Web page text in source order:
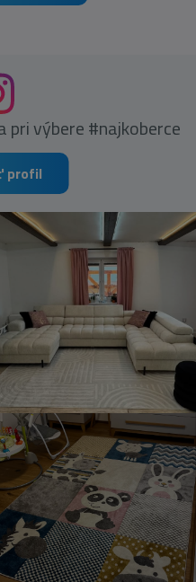
pri výbere #najkoberce
profil